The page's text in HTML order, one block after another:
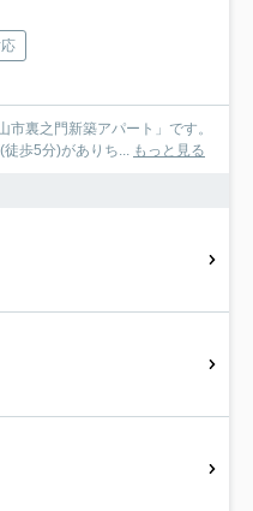
裏之門新築アパート」です。
歩5分)がありち... もっと見る